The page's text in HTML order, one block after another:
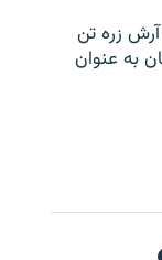
زره تن
به عنوان